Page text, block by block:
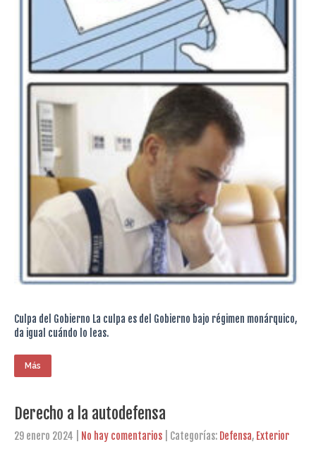
Culpa del Gobierno La culpa es del Gobierno bajo régimen monárquico,
da igual cuándo lo leas.
Más
Derecho a la autodefensa
29 enero 2024 No hay comentarios | Categorías: Defensa, Exterior